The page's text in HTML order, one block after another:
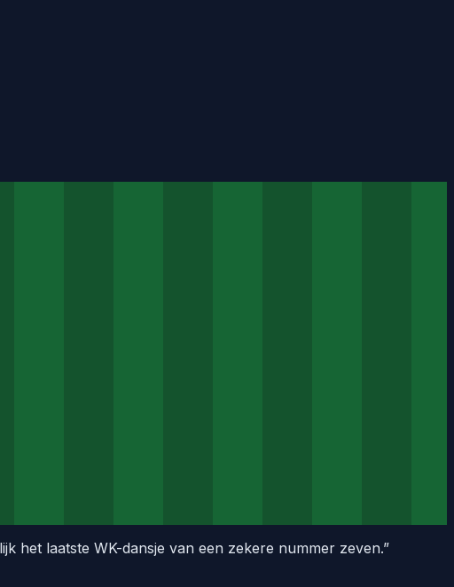
het laatste WK-dansje van een zekere nummer zeven.”